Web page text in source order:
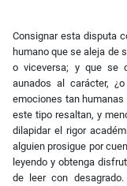
Consignar esta disputa
humano que se aleja de
o viceversa; y que se
aunados al carácter,
emociones tan
este tipo resaltan, y
dilapidar el rigor
alguien prosigue por
leyendo y obtenga
de leer con